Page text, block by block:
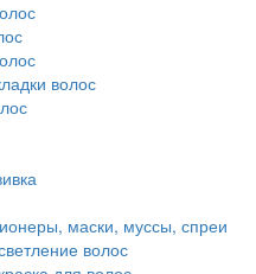
волос
маски, муссы, спреи
волос